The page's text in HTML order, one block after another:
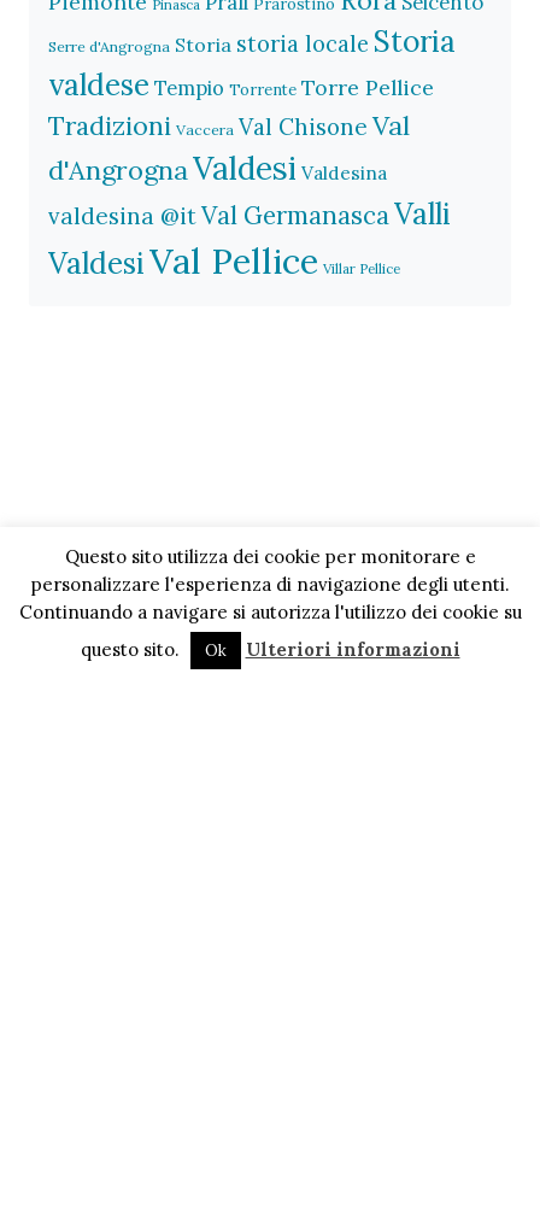
Pinasca Prarostino
Serre d'Angrogna Storia storia locale Storia
valdese Tempio Torrente Torre Pellice
Tradizioni Vaccera Val Chisone Val
d'AngrognaValdesi Valdesina
valdesina @itVal GermanascaValli
ValdesiVal Pellice Villar Pellice
Questo sito utilizza dei cookie per monitorare e
personalizzare l'esperienza di navigazione degli utenti.
Continuando a navigare si autorizza l'utilizzo dei cookie su
questo sito.
Ok Ulteriori informazioni